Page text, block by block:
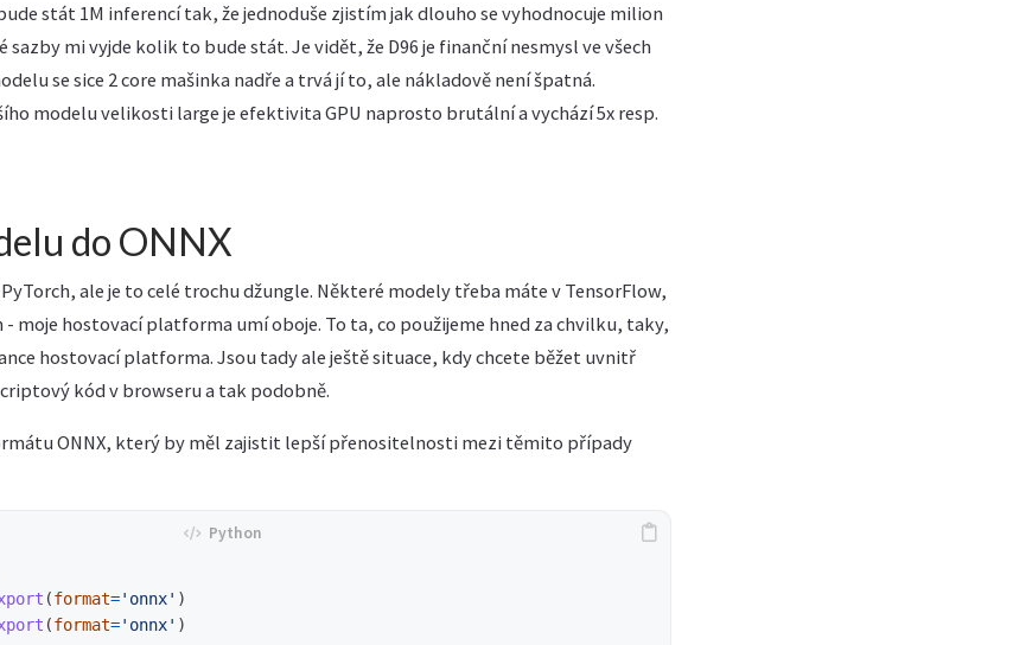
stát 1M inferencí tak, že jednoduše zjistím jak dlouho se vyhodnocuje milion
sazby mi vyjde kolik to bude stát. Je vidět, že D96 je finanční nesmysl ve všech
se sice 2 core mašinka nadře a trvá jí to, ale nákladově není špatná.
modelu velikosti large je efektivita GPU naprosto brutální a vychází 5x resp.
do ONNX
ale je to celé trochu džungle. Některé modely třeba máte v TensorFlow,
moje hostovací platforma umí oboje. To ta, co použijeme hned za chvilku, taky,
hostovací platforma. Jsou tady ale ještě situace, kdy chcete běžet uvnitř
kód v browseru a tak podobně.
ONNX, který by měl zajistit lepší přenositelnosti mezi těmito případy
(format=' onnx' )
(format=' onnx' )